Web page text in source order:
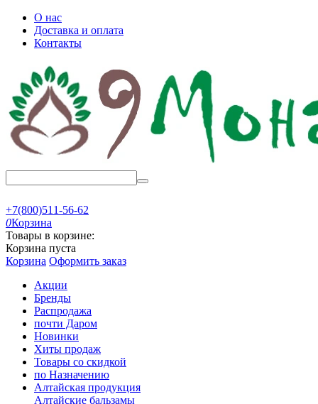
О нас
Доставка и оплата
Контакты
+7(800)511-56-62
0Корзина
Товары в корзине:
Корзина пуста
Корзина Оформить заказ
Акции
Бренды
Распродажа
почти Даром
Новинки
Хиты продаж
Товары со скидкой
по Назначению
Алтайская продукция
Алтайские бальзамы